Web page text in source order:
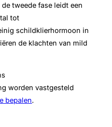
tweede fase leidt een
tot
schildklierhormoon in
de klachten van mild
worden vastgesteld
bepalen.